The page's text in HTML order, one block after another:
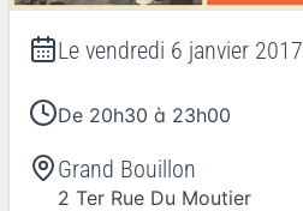
Le vendredi 6 janvier 2017
De 20h30 à 23h00
Grand Bouillon
2 Ter Rue Du Moutier